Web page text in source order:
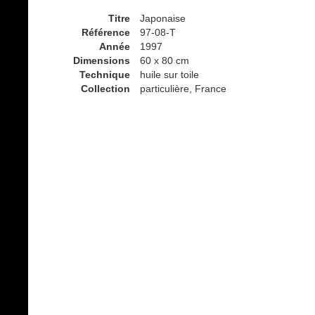
Titre
Japonaise
Référence
97-08-T
Année
1997
Dimensions
60 x 80 cm
Technique
huile sur toile
Collection
particulière, France